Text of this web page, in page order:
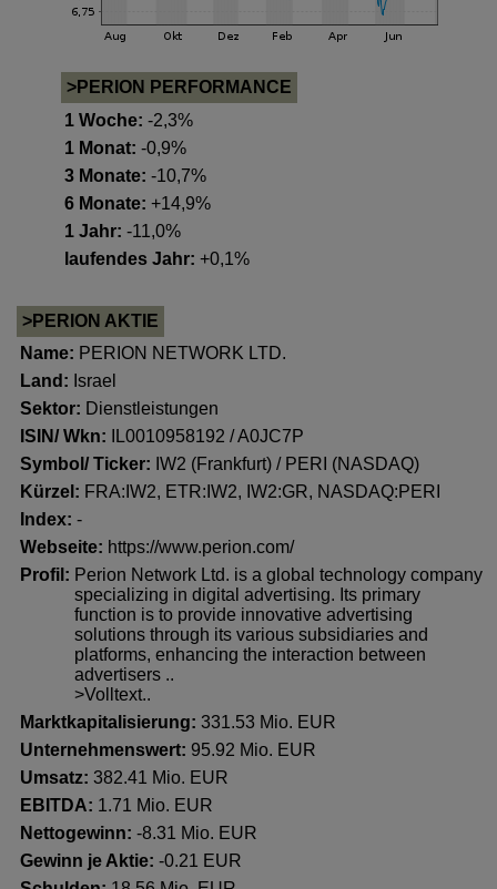
>PERION PERFORMANCE
1 Woche: -2,3%
1 Monat: -0,9%
3 Monate: -10,7%
6 Monate: +14,9%
1 Jahr: -11,0%
laufendes Jahr: +0,1%
>PERION AKTIE
Name: PERION NETWORK LTD.
Land: Israel
Sektor: Dienstleistungen
ISIN/ Wkn:
IL0010958192 / A0JC7P
Symbol/ Ticker: IW2 (Frankfurt) / PERI (NASDAQ)
Kürzel: FRA:IW2, ETR:IW2, IW2:GR, NASDAQ:PERI
Index: -
Webseite: https://www.perion.com/
Profil: Perion Network Ltd. is a global technology company
specializing in digital advertising. Its primary
function is to provide innovative advertising
solutions through its various subsidiaries and
platforms, enhancing the interaction between
advertisers ..
>Volltext..
Marktkapitalisierung: 331.53 Mio. EUR
Unternehmenswert: 95.92 Mio. EUR
Umsatz: 382.41 Mio. EUR
EBITDA: 1.71 Mio. EUR
Nettogewinn: -8.31 Mio. EUR
Gewinn je Aktie: -0.21 EUR